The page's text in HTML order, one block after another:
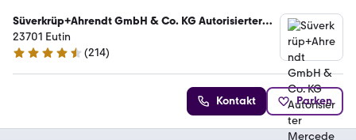
Süverkrüp+Ahrendt GmbH & Co. KG Autorisierter
Mercedes-Benz Pkw und Transporter Verkauf und
Servic
23701 Eutin
4.7 Sterne
(214)
Kontakt Parken